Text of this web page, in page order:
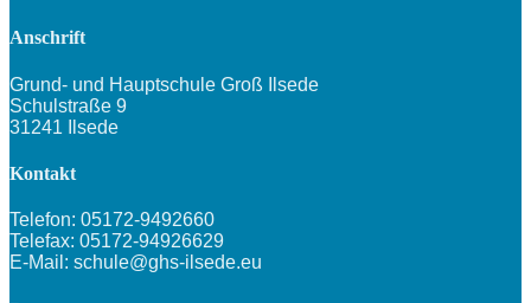
Anschrift
Grund- und Hauptschule Groß Ilsede
Schulstraße 9
31241 Ilsede
Kontakt
Telefon: 05172-9492660
Telefax: 05172-94926629
E-Mail: schule@ghs-ilsede.eu